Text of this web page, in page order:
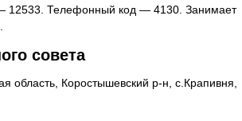
12533. Телефонный код — 4130. Занимает
совета
область, Коростышевский р-н, с.Крапивня,